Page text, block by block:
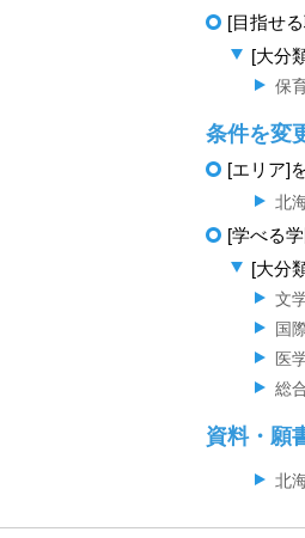
[目指せ
[大分
保
条件を変
[エリア]
北
[学べる
[大分
文
国
医
総
資料・願
北